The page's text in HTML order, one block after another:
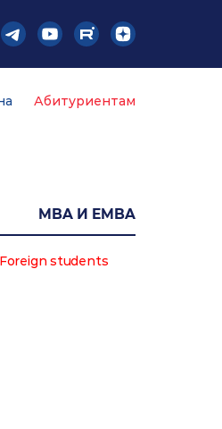
Абитуриентам
MBA И EMBA
Foreign students